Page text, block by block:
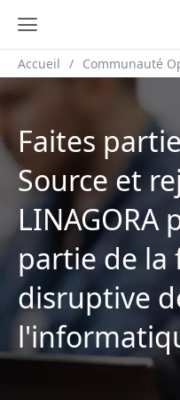
Fil d'Ariane
Accueil Communauté
Faites
Source et
LINAGORA
partie de la
disruptive